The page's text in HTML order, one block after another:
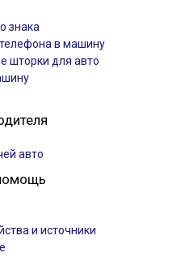
знака
в машину
шторки для авто
авто
и источники